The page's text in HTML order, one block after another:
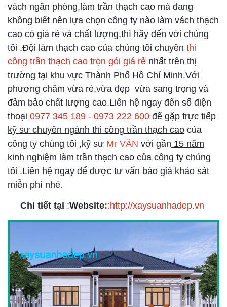
vách ngăn phòng,làm trần thạch cao mà đang
không biết nên lựa chọn công ty nào làm vách thạch
cao có giá rẻ và chất lượng,thì hãy đến với chúng
tôi .Đội làm thạch cao của chúng tôi chuyên thi
công trần thạch cao trọn gói giá rẻ nhất trên thị
trường tại khu vực Thành Phố Hồ Chí Minh.Với
phương châm vừa rẻ,vừa đẹp vừa sang trọng và
đảm bảo chất lượng cao.Liên hệ ngay đến số điện
thoại 0977 345 189 - 0973 222 600 để gặp trực tiếp
kỹ sư chuyên ngành thi công trần thạch cao của
công ty chúng tôi ,kỹ sư Mr VĂN với gần 15 năm
kinh nghiệm làm trần thạch cao của công ty chúng
tôi .Liên hệ ngay để được tư vấn báo giá khảo sát
miễn phí nhé.
Chi tiết tại :Website::http://xaysuanhadep.vn